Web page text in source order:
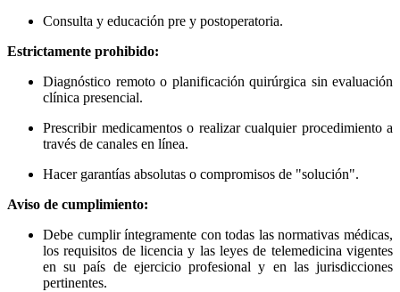
Consulta y educación pre y postoperatoria.
Estrictamente prohibido:
Diagnóstico remoto o planificación quirúrgica sin evaluación
clínica presencial.
Prescribir medicamentos o realizar cualquier procedimiento a
través de canales en línea.
Hacer garantías absolutas o compromisos de "solución".
Aviso de cumplimiento:
Debe cumplir íntegramente con todas las normativas médicas,
los requisitos de licencia y las leyes de telemedicina vigentes
en su país de ejercicio profesional y en las jurisdicciones
pertinentes.